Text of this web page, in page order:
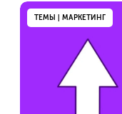
ТЕМЫ | МАРКЕТИНГ